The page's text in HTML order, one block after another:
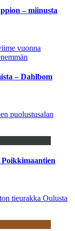
– miinusta
vuonna
– Dahlbom
puolustusalan
tieurakka Oulusta